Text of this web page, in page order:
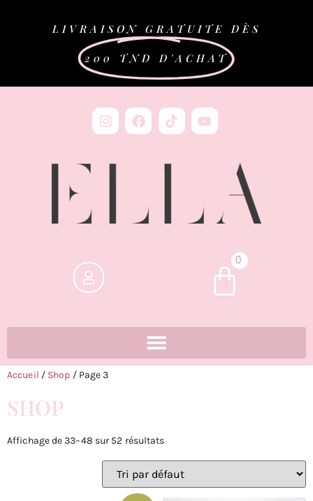
LIVRAISON GRATUITE DÈS
200 TND D'ACHAT
0
Accueil / Shop / Page 3
SHOP
Affichage de 33–48 sur 52 résultats